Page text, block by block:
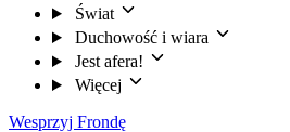
Świat
Duchowość i wiara
Jest afera!
Więcej
Wesprzyj Frondę